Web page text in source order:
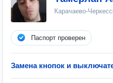
Карачаево-
Паспорт проверен
Замена кнопок и